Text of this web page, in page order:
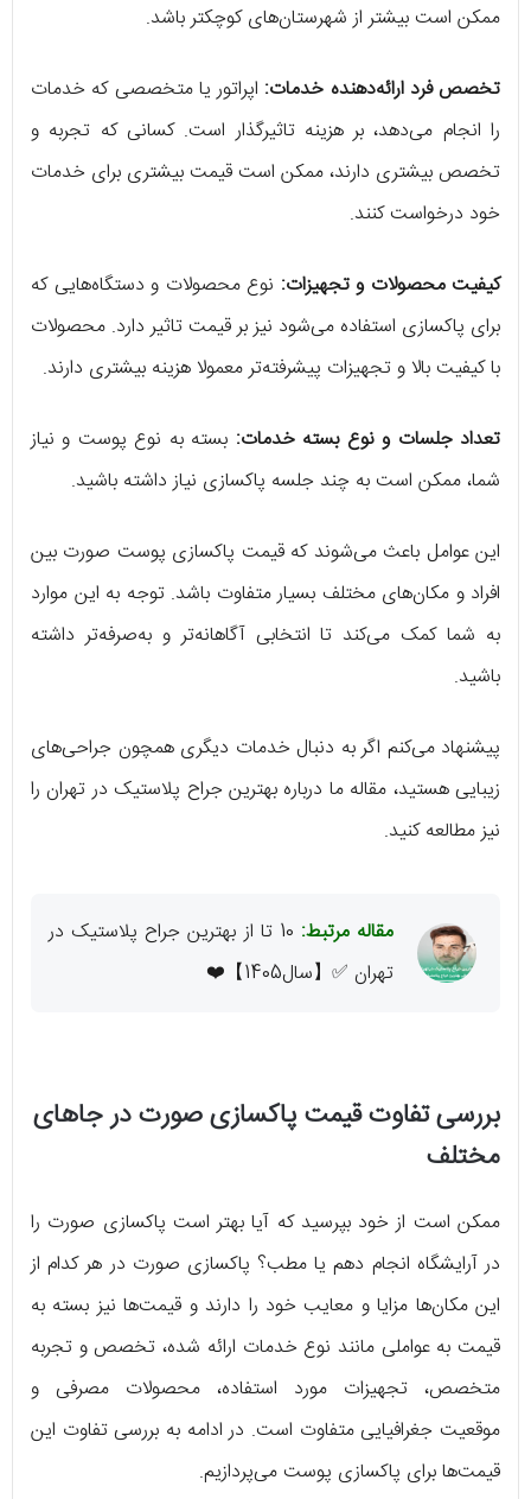
ممکن است بیشتر از شهرستان‌های کوچکتر باشد.
تخصص فرد ارائه‌دهنده خدمات: اپراتور یا متخصصی که خدمات
را انجام می‌دهد، بر هزینه تاثیرگذار است. کسانی که تجربه و
تخصص بیشتری دارند، ممکن است قیمت بیشتری برای خدمات
خود درخواست کنند.
کیفیت محصولات و تجهیزات: نوع محصولات و دستگاه‌هایی که
برای پاکسازی استفاده می‌شود نیز بر قیمت تاثیر دارد. محصولات
با کیفیت بالا و تجهیزات پیشرفته‌تر معمولا هزینه بیشتری دارند.
تعداد جلسات و نوع بسته خدمات: بسته به نوع پوست و نیاز
شما، ممکن است به چند جلسه پاکسازی نیاز داشته باشید.
این عوامل باعث می‌شوند که قیمت پاکسازی پوست صورت بین
افراد و مکان‌های مختلف بسیار متفاوت باشد. توجه به این موارد
به شما کمک می‌کند تا انتخابی آگاهانه‌تر و به‌صرفه‌تر داشته
باشید.
پیشنهاد می‌کنم اگر به دنبال خدمات دیگری همچون جراحی‌های
زیبایی هستید، مقاله‌ ما درباره بهترین جراح پلاستیک در تهران را
نیز مطالعه کنید.
مقاله مرتبط:
10 تا از بهترین جراح پلاستیک در
تهران ✅【سال1405】❤️
بررسی تفاوت قیمت پاکسازی صورت در جاهای
مختلف
ممکن است از خود بپرسید که آیا بهتر است پاکسازی صورت را
در آرایشگاه انجام دهم یا مطب؟ پاکسازی صورت در هر کدام از
این مکان‌ها مزایا و معایب خود را دارند و قیمت‌ها نیز بسته به
قیمت به عواملی مانند نوع خدمات ارائه شده، تخصص و تجربه
متخصص، تجهیزات مورد استفاده، محصولات مصرفی و
موقعیت جغرافیایی متفاوت است. در ادامه به بررسی تفاوت این
قیمت‌ها برای پاکسازی پوست می‌پردازیم.